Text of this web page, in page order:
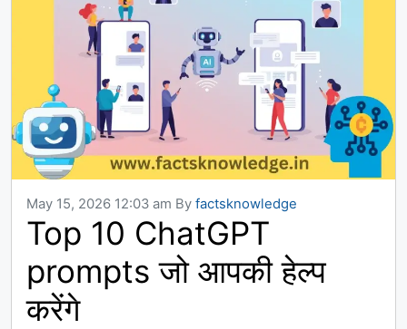
May 15, 2026 12:03 am By factsknowledge
Top 10 ChatGPT
prompts जो आपकी हेल्प
करेंगे